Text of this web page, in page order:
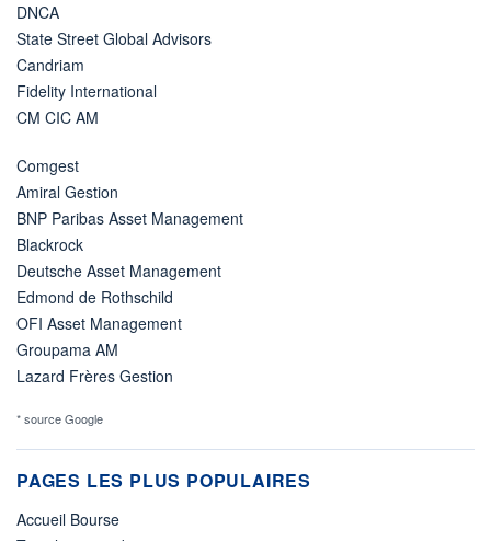
DNCA
State Street Global Advisors
Candriam
Fidelity International
CM CIC AM
Comgest
Amiral Gestion
BNP Paribas Asset Management
Blackrock
Deutsche Asset Management
Edmond de Rothschild
OFI Asset Management
Groupama AM
Lazard Frères Gestion
* source Google
PAGES LES PLUS POPULAIRES
Accueil Bourse